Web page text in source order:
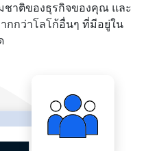
ชาติของธุรกิจของคุณ และ
กกว่าโลโก้อื่นๆ ที่มีอยู่ใน